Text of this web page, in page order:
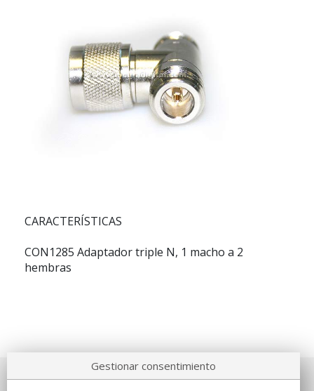
CARACTERÍSTICAS
CON1285 Adaptador triple N, 1 macho a 2
hembras
Gestionar consentimiento